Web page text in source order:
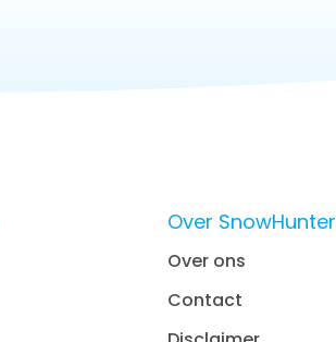
Over SnowHunter
Over ons
Contact